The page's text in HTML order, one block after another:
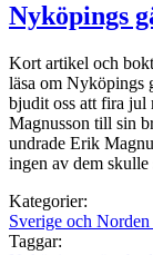
Nyköpings
Kort artikel och
läsa om Nyköpings
bjudit oss att fira jul
Magnusson till sin
undrade Erik
ingen av dem
Kategorier:
Sverige och
Taggar: